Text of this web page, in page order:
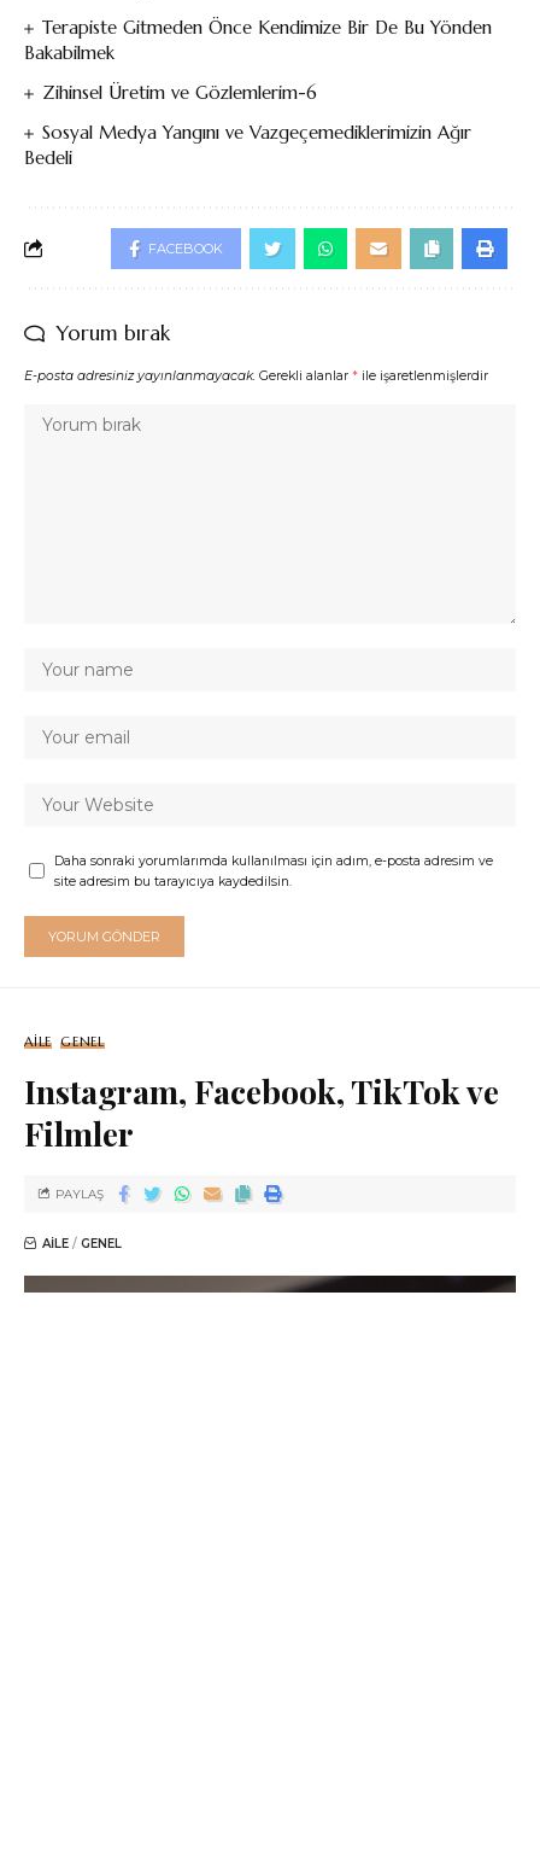
Terapiste Gitmeden Önce Kendimize Bir De Bu Yönden
Bakabilmek
Zihinsel Üretim ve Gözlemlerim-6
Sosyal Medya Yangını ve Vazgeçemediklerimizin Ağır
Bedeli
FACEBOOK
Yorum bırak
E-posta adresiniz yayınlanmayacak. Gerekli alanlar * ile işaretlenmişlerdir
Daha sonraki yorumlarımda kullanılması için adım, e-posta adresim ve
site adresim bu tarayıcıya kaydedilsin.
AILE GENEL
Instagram, Facebook, TikTok ve
Filmler
AILE GENEL
PAYLAŞ